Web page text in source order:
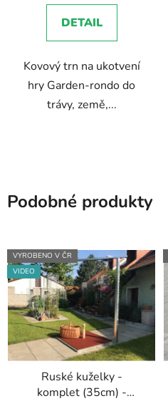
DETAIL
Kovový trn na ukotvení
hry Garden-rondo do
trávy, země,...
Podobné produkty
VYROBENO V ČR
VIDEO
Ruské kuželky -
komplet (35cm) -